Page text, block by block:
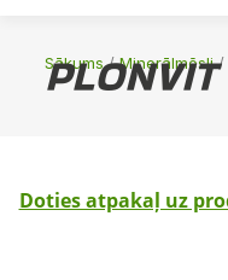
Sākums/Minerālmēsli/
Doties atpakaļ uz